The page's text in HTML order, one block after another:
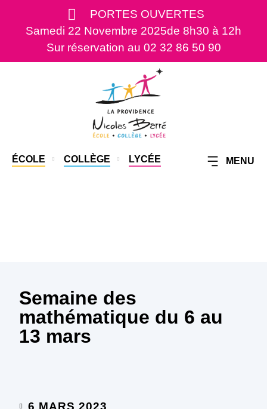
PORTES OUVERTES
Samedi 22 Novembre 2025de 8h30 à 12h
Sur réservation au 02 32 86 50 90
ÉCOLE COLLÈGE LYCÉE MENU
Semaine des
mathématique du 6 au
13 mars
6 MARS 2023